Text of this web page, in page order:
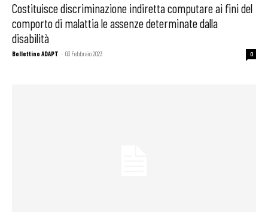
Costituisce discriminazione indiretta computare ai fini del
comporto di malattia le assenze determinate dalla
disabilità
Bollettino ADAPT - 03 Febbraio 2023 0